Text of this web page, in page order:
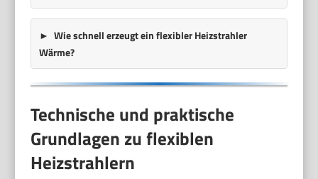
Wie schnell erzeugt ein flexibler Heizstrahler
Wärme?
Technische und praktische
Grundlagen zu flexiblen
Heizstrahlern